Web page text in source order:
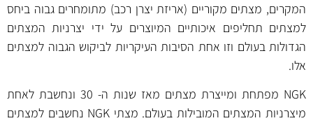
המקרים, מצתים מקוריים (אריזת יצרן רכב) מתומחרים גבוה ביחס
למצתים תחליפים איכותיים המיוצרים על ידי יצרניות המצתים
הגדולות בעולם וזו אחת הסיבות העיקריות לביקוש הגבוה למצתים
אלו.
NGK מפתחת ומייצרת מצתים מאז שנות ה- 30 ונחשבת לאחת
מיצרניות המצתים המובילות בעולם. מצתי NGK נחשבים למצתים